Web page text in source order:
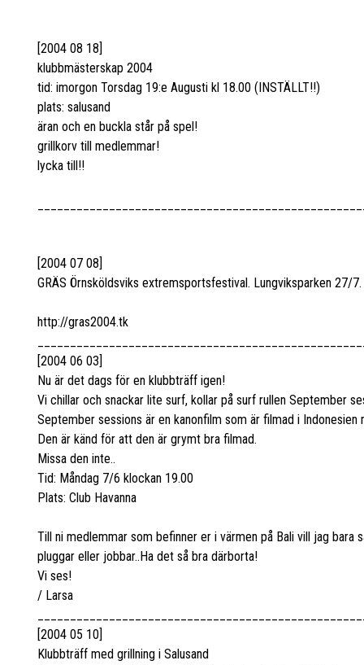
[2004 08 18]
klubbmästerskap 2004
tid: imorgon Torsdag 19:e Augusti kl 18.00 (INSTÄLLT!!)
plats: salusand
äran och en buckla står på spel!
grillkorv till medlemmar!
lycka till!!
[2004 07 08]
GRÄS Örnsköldsviks extremsportsfestival. Lungviksparken 27/7.
http://gras2004.tk
[2004 06 03]
Nu är det dags för en klubbträff igen!
Vi chillar och snackar lite surf, kollar på surf rullen September
September sessions är en kanonfilm som är filmad i Indonesien
Den är känd för att den är grymt bra filmad.
Missa den inte..
Tid: Måndag 7/6 klockan 19.00
Plats: Club Havanna
Till ni medlemmar som befinner er i värmen på Bali vill jag bara
pluggar eller jobbar..Ha det så bra därborta!
Vi ses!
/ Larsa
[2004 05 10]
Klubbträff med grillning i Salusand